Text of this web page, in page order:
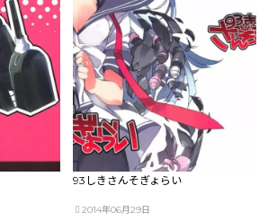
93しきさんそぎょらい
2014年06月29日